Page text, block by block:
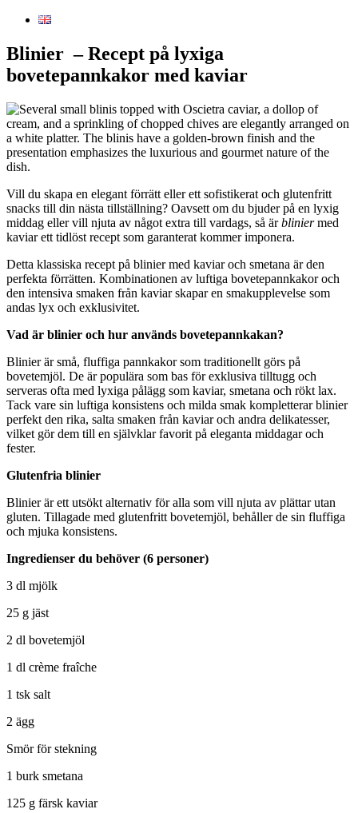
Blinier – Recept på lyxiga
bovetepannkakor med kaviar
Vill du skapa en elegant förrätt eller ett sofistikerat och glutenfritt
snacks till din nästa tillställning? Oavsett om du bjuder på en lyxig
middag eller vill njuta av något extra till vardags, så ärbliniermed
kaviar ett tidlöst recept som garanterat kommer imponera.
Detta klassiska recept på blinier med kaviar och smetana är den
perfekta förrätten. Kombinationen av luftiga bovetepannkakor och
den intensiva smaken från kaviar skapar en smakupplevelse som
andas lyx och exklusivitet.
Vad är blinier och hur används bovetepannkakan?
Blinier är små, fluffiga pannkakor som traditionellt görs på
bovetemjöl. De är populära som bas för exklusiva tilltugg och
serveras ofta med lyxiga pålägg som kaviar, smetana och rökt lax.
Tack vare sin luftiga konsistens och milda smak kompletterar blinier
perfekt den rika, salta smaken från kaviar och andra delikatesser,
vilket gör dem till en självklar favorit på eleganta middagar och
fester.
Glutenfria blinier
Blinier är ett utsökt alternativ för alla som vill njuta av plättar utan
gluten. Tillagade med glutenfritt bovetemjöl, behåller de sin fluffiga
och mjuka konsistens.
Ingredienser du behöver (6 personer)
3 dl mjölk
25 g jäst
2 dl bovetemjöl
1 dl crème fraîche
1 tsk salt
2 ägg
Smör för stekning
1 burk smetana
125 g färsk kaviar